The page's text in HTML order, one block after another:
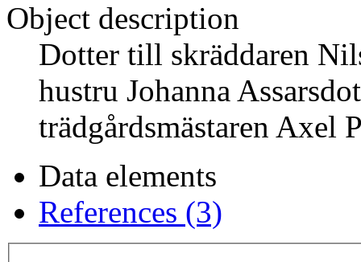
Object description
Dotter till skräddaren
hustru Johanna
trädgårdsmästaren Axel
Data elements
References (3)